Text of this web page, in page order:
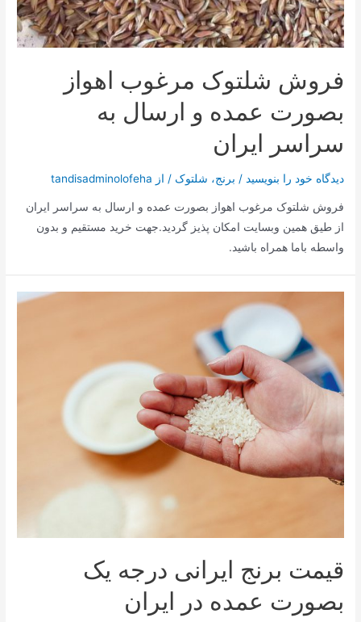
فروش شلتوک مرغوب اهواز
بصورت عمده و ارسال به
سراسر ایران
دیدگاه‌ خود را بنویسید / برنج، شلتوک / از tandisadminolofeha
فروش شلتوک مرغوب اهواز بصورت عمده و ارسال به سراسر ایران
از طیق همین وبسایت امکان پذیز گردید.جهت خرید مستقیم و بدون
واسطه باما همراه باشید.
قیمت برنج ایرانی درجه یک
بصورت عمده در ایران